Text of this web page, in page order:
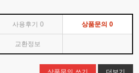
사용후기 0 상품문의0
교환정보